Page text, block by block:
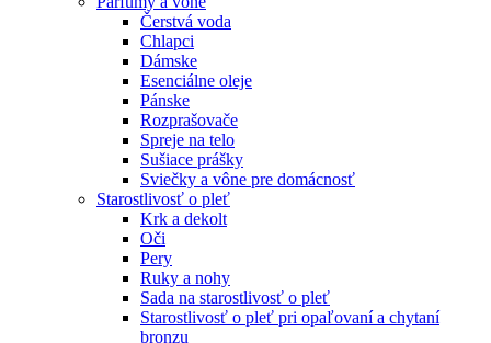
Čerstvá voda
Chlapci
Dámske
Esenciálne oleje
Pánske
Rozprašovače
Spreje na telo
Sušiace prášky
Sviečky a vône pre domácnosť
Starostlivosť o pleť
Krk a dekolt
Oči
Pery
Ruky a nohy
Sada na starostlivosť o pleť
Starostlivosť o pleť pri opaľovaní a chytaní
bronzu